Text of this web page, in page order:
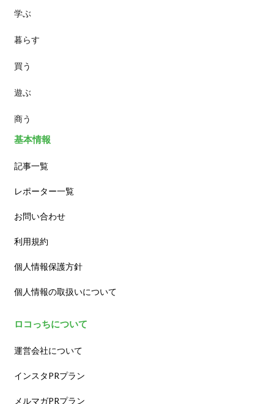
パン
スイーツ
ランチ
カフェ
学ぶ
暮らす
買う
遊ぶ
商う
基本情報
記事一覧
レポーター一覧
お問い合わせ
利用規約
個人情報保護方針
個人情報の取扱いについて
ロコっちについて
運営会社について
インスタPRプラン
メルマガPRプラン